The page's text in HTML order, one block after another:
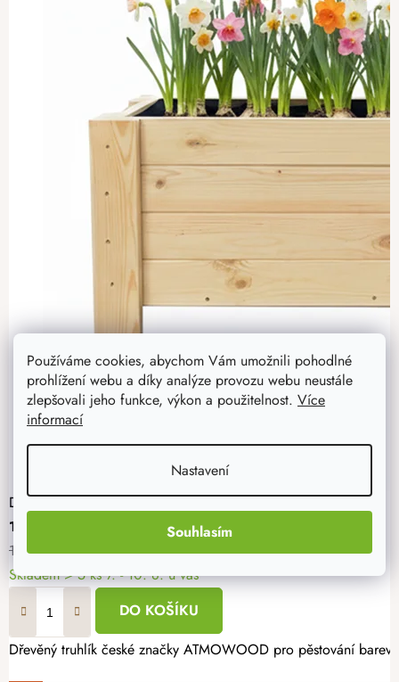
Používáme cookies, abychom Vám umožnili pohodlné
prohlížení webu a díky analýze provozu webu neustále
zlepšovali jeho funkce, výkon a použitelnost. Více
informací
Nastavení
Souhlasím
Dřevěný truhlík 120 cm - borovice
1 359 Kč
1 699 Kč
Skladem> 5 ks 7. - 10. 8. u vás
DO KOŠÍKU
Dřevěný truhlík české značky ATMOWOOD pro pěstování